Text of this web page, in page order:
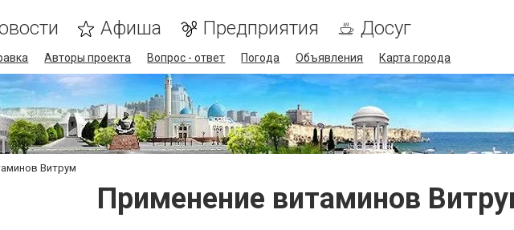
Афиша Предприятия Досуг
Авторы проекта Вопрос - ответ Погода Объявления Карта города
Витрум
Применение витаминов